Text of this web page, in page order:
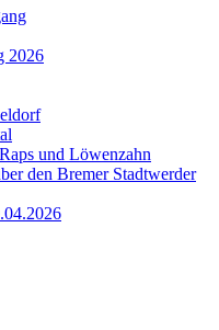
2026
und Löwenzahn
den Bremer Stadtwerder